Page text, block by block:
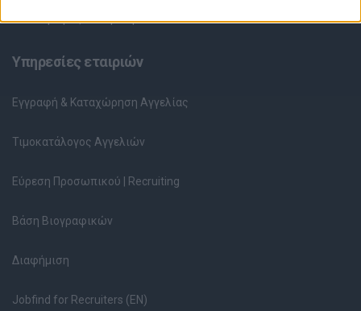
Υπολογισμός καθαρού μισθού
Υπηρεσίες εταιριών
Εγγραφή & Καταχώρηση Αγγελίας
Τιμοκατάλογος Αγγελιών
Εύρεση Προσωπικού | Recruiting
Βάση Βιογραφικών
Διαφήμιση
Jobfind for Recruiters (EN)